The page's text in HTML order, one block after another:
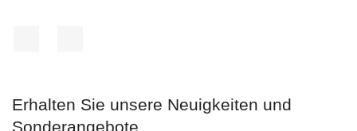
Erhalten Sie unsere Neuigkeiten und
Sonderangebote